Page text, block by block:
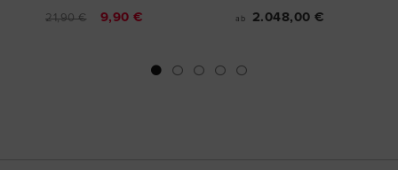
21,90 € 9,90 € ab 2.048,00 €